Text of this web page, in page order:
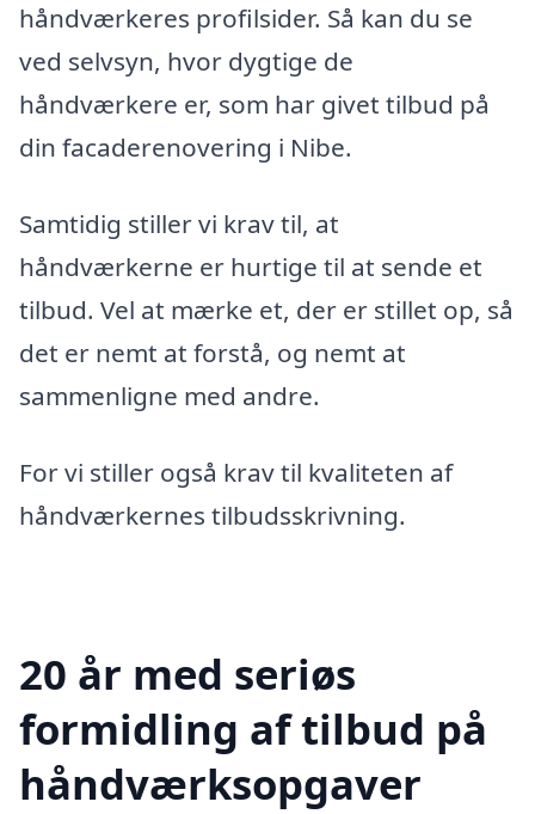
håndværkeres profilsider. Så kan du se
ved selvsyn, hvor dygtige de
håndværkere er, som har givet tilbud på
din facaderenovering i Nibe.
Samtidig stiller vi krav til, at
håndværkerne er hurtige til at sende et
tilbud. Vel at mærke et, der er stillet op, så
det er nemt at forstå, og nemt at
sammenligne med andre.
For vi stiller også krav til kvaliteten af
håndværkernes tilbudsskrivning.
20 år med seriøs
formidling af tilbud på
håndværksopgaver